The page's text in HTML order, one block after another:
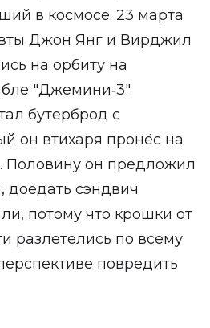
в космосе. 23 марта
Джон Янг и Вирджил
на орбиту на
"Джемини‑3".
бутерброд с
он втихаря пронёс на
Половину он предложил
доедать сэндвич
потому что крошки от
разлетелись по всему
повредить